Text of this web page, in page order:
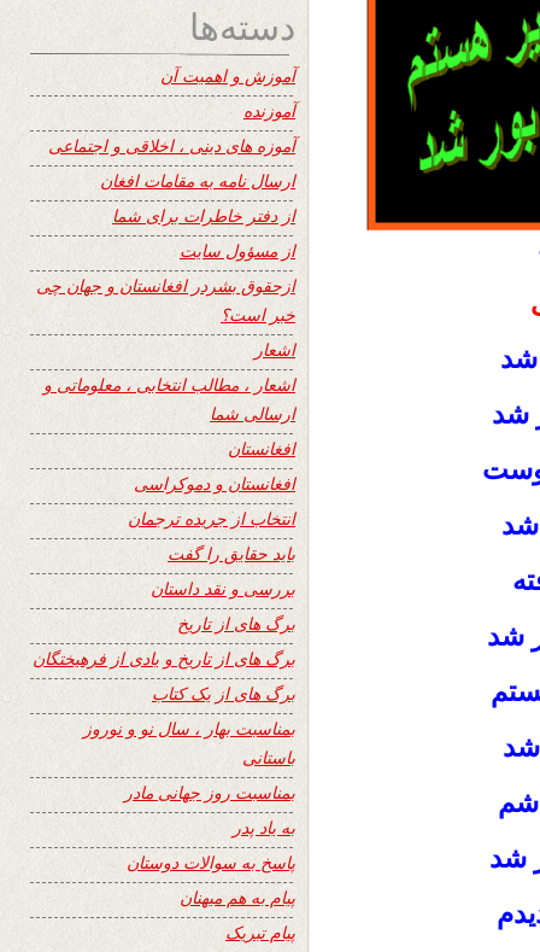
شد
شد
شد
شد
شد
شد
دسته‌ها
آموزش و اهمیت آن
آموزنده
آموزه های دینی ، اخلاقی و اجتماعی
ارسال نامه به مقامات افغان
از دفتر خاطرات برای شما
از مسؤول سایت
ازحقوق بشردر افغانستان و جهان چی
خبر است؟
اشعار
اشعار ، مطالب انتخابی ، معلوماتی و
ارسالی شما
افغانستان
افغانستان و دموکراسی
انتخاب از جریده ترجمان
باید حقایق را گفت
بررسی و نقد داستان
برگ های از تاریخ
برگ های از تاریخ و یادی از فرهیختگان
برگ های از یک کتاب
بمناسبت بهار ، سال نو و نوروز
باستانی
بمناسبت روز جهانی مادر
به یاد پدر
پاسخ به سوالات دوستان
پیام به هم میهنان
پیام تبریک